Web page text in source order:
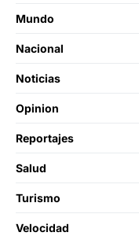
Mundo
Nacional
Noticias
Opinion
Reportajes
Salud
Turismo
Velocidad